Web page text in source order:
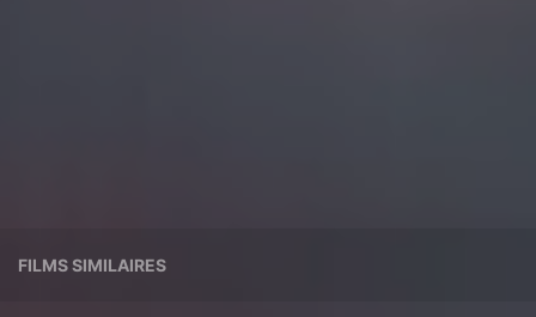
FILMS SIMILAIRES